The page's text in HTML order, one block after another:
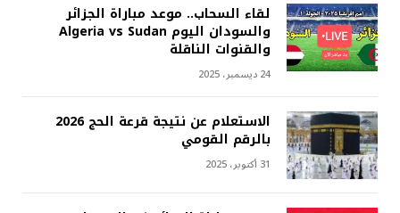
لقاء السحاب.. موعد مباراة الجزائر
والسودان اليوم Algeria vs Sudan
والقنوات الناقلة
24 ديسمبر، 2025
الاستعلام عن نتيجة قرعة الحج 2026
بالرقم القومي
31 أكتوبر، 2025